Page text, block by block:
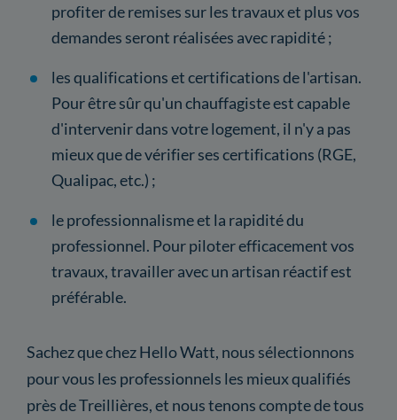
profiter de remises sur les travaux et plus vos
demandes seront réalisées avec rapidité ;
les qualifications et certifications de l'artisan.
Pour être sûr qu'un chauffagiste est capable
d'intervenir dans votre logement, il n'y a pas
mieux que de vérifier ses certifications (RGE,
Qualipac, etc.) ;
le professionnalisme et la rapidité du
professionnel. Pour piloter efficacement vos
travaux, travailler avec un artisan réactif est
préférable.
Sachez que chez Hello Watt, nous sélectionnons
pour vous les professionnels les mieux qualifiés
près de Treillières, et nous tenons compte de tous